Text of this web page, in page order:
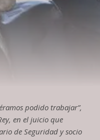
podido trabajar”,
en el juicio que
de Seguridad y socio